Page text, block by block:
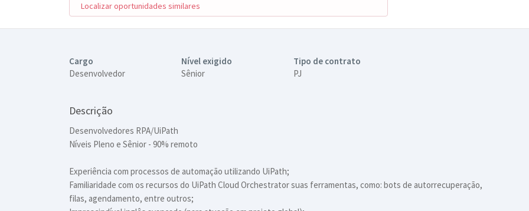
Localizar oportunidades similares
Cargo
Desenvolvedor
Nível exigido
Sênior
Tipo de contrato
PJ
Descrição
Desenvolvedores RPA/UiPath
Níveis Pleno e Sênior - 90% remoto
Experiência com processos de automação utilizando UiPath;
Familiaridade com os recursos do UiPath Cloud Orchestrator suas ferramentas, como: bots de autorrecuperação,
filas, agendamento, entre outros;